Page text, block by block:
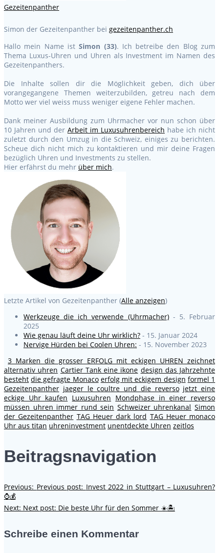
Gezeitenpanther
Simon der Gezeitenpanther bei gezeitenpanther.ch
Hallo mein Name istSimon (33). Ich betreibe den Blog zum
Thema Luxus-Uhren und Uhren als Investment im Namen des
Gezeitenpanthers.
Die Inhalte sollen dir die Möglichkeit geben, dich über
vorangegangene Themen weiterzubilden, getreu nach dem
Motto wer viel weiss muss weniger eigene Fehler machen.
Dank meiner Ausbildung zum Uhrmacher vor nun schon über
10 Jahren und der Arbeit im Luxusuhrenbereich habe ich nicht
zuletzt durch den Umzug in die Schweiz, einiges zu berichten.
Scheue dich nicht mich zu kontaktieren und mir deine Fragen
bezüglich Uhren und Investments zu stellen.
Hier erfährst du mehr über mich.
Letzte Artikel von Gezeitenpanther (Alle anzeigen)
Werkzeuge die ich verwende (Uhrmacher)- 5. Februar
2025
Wie genau läuft deine Uhr wirklich? - 15. Januar 2024
Nervige Hürden bei Coolen Uhren: - 15. November 2023
3 Marken die grosser ERFOLG mit eckigen UHREN zeichnet
alternativ uhren Cartier Tank eine ikone design das Jahrzehnte
besteht die gefragte Monaco erfolg mit eckigem design formel 1
Gezeitenpanther jaeger le coultre und die reverso jetzt eine
eckige Uhr kaufen Luxusuhren Mondphase in einer reverso
müssen uhren immer rund sein Schweizer uhrenkanal Simon
der Gezeitenpanther TAG Heuer dark lord TAG Heuer monaco
Uhr aus titan uhreninvestment unentdeckte Uhren zeitlos
Beitragsnavigation
Previous: Previous post: Invest 2022 in Stuttgart – Luxusuhren?
⌚💰
Next: Next post: Die beste Uhr für den Sommer ☀️🏝️
Schreibe einen Kommentar